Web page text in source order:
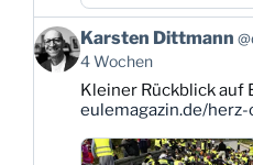
Beitrag
von
Karsten
Dittmann
Bluesky
ansehen
Karsten Dittmann
4 Wochen
Kleiner Rückblick auf
eulemagazin.de/herz-